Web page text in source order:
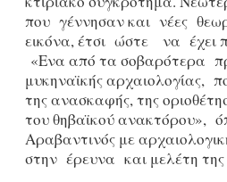
που γέννησαν και νέες
εικόνα, έτσι ώστε να έχει
«Ενα από τα σοβαρότερα
μυκηναϊκής αρχαιολογίας,
της ανασκαφής, της
του θηβαϊκού ανακτόρου»,
Αραβαντινός με
στην έρευνα και μελέτη